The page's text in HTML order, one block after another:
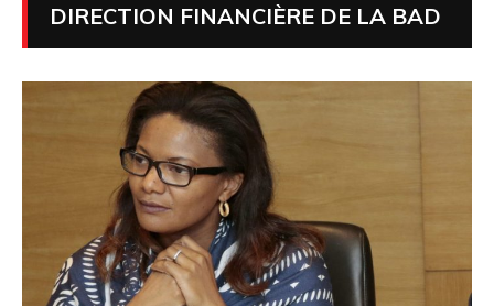
DIRECTION FINANCIÈRE DE LA BAD